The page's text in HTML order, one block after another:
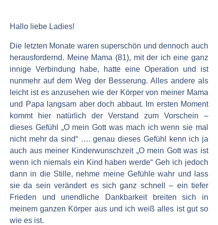
Hallo liebe Ladies!
Die letzten Monate waren superschön und dennoch auch
herausfordernd. Meine Mama (81), mit der ich eine ganz
innige Verbindung habe, hatte eine Operation und ist
nunmehr auf dem Weg der Besserung. Alles andere als
leicht ist es anzusehen wie der Körper von meiner Mama
und Papa langsam aber doch abbaut. Im ersten Moment
kommt hier natürlich der Verstand zum Vorschein –
dieses Gefühl „O mein Gott was mach ich wenn sie mal
nicht mehr da sind“ …. genau dieses Gefühl kenn ich ja
auch aus meiner Kinderwunschzeit „O mein Gott was ist
wenn ich niemals ein Kind haben werde“ Geh ich jedoch
dann in die Stille, nehme meine Gefühle wahr und lass
sie da sein verändert es sich ganz schnell – ein tiefer
Frieden und unendliche Dankbarkeit breiten sich in
meinem ganzen Körper aus und ich weiß alles ist gut so
wie es ist.